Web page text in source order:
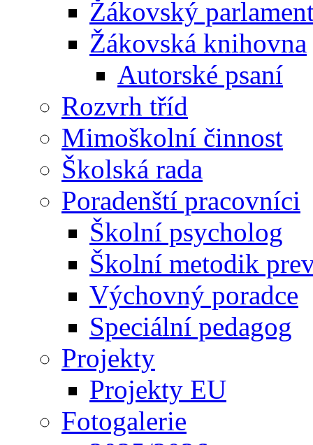
Žákovský
Žákovská knihovna
Autorské psaní
Rozvrh tříd
Mimoškolní činnost
Školská rada
Poradenští pracovníci
Školní psycholog
Školní metodik
Výchovný poradce
Speciální pedagog
Projekty
Projekty EU
Fotogalerie